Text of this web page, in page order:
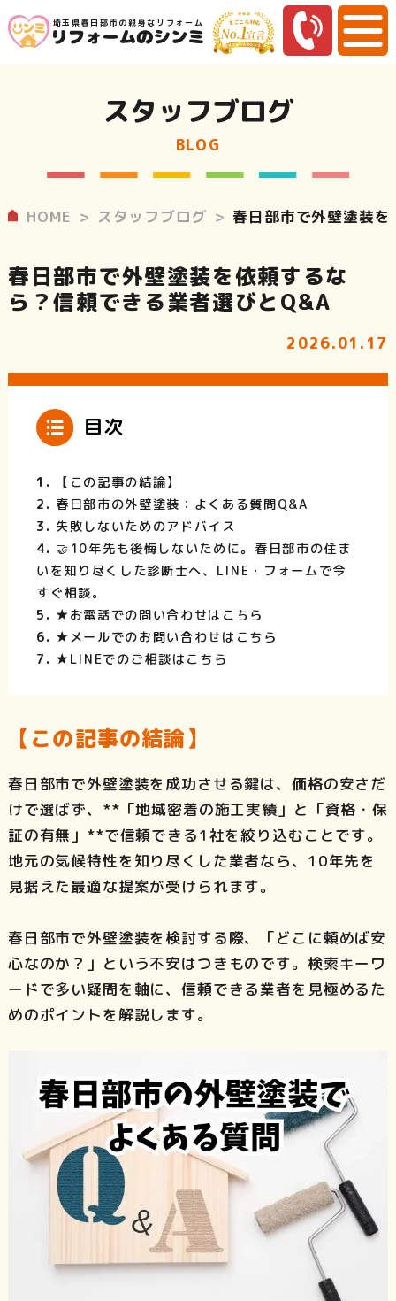
埼玉県春日部市の親身なリフォーム
スタッフブログ
BLOG
HOME スタッフブログ 春日部市で外壁塗装
春日部市で外壁塗装を依頼するな
ら？信頼できる業者選びとQ&A
2026.01.17
目次
【この記事の結論】
春日部市の外壁塗装：よくある質問Q&A
失敗しないためのアドバイス
🤝10年先も後悔しないために。春日部市の住ま
いを知り尽くした診断士へ、LINE・フォームで今
すぐ相談。
★お電話での問い合わせはこちら
★メールでのお問い合わせはこちら
★LINEでのご相談はこちら
【この記事の結論】
春日部市で外壁塗装を成功させる鍵は、価格の安さだ
けで選ばず、**「地域密着の施工実績」と「資格・保
証の有無」**で信頼できる1社を絞り込むことです。
地元の気候特性を知り尽くした業者なら、10年先を
見据えた最適な提案が受けられます。
春日部市で外壁塗装を検討する際、「どこに頼めば安
心なのか？」という不安はつきものです。検索キーワ
ードで多い疑問を軸に、信頼できる業者を見極めるた
めのポイントを解説します。